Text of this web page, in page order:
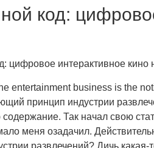
код:
цифровое интерактивное
entertainment business is the
принцип индустрии
Так начал свою
меня озадачил.
развлечений? Дичь